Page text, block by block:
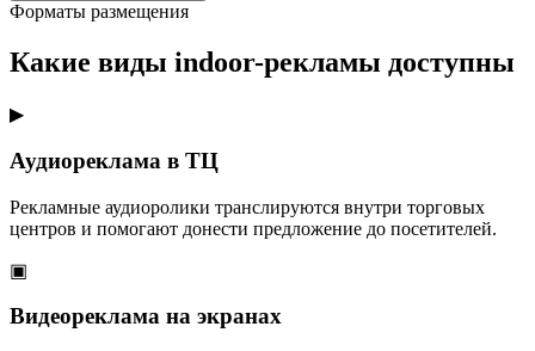
Форматы размещения
Какие виды indoor-рекламы доступны
▶
Аудиореклама в ТЦ
Рекламные аудиоролики транслируются внутри торговых
центров и помогают донести предложение до посетителей.
▣
Видеореклама на экранах